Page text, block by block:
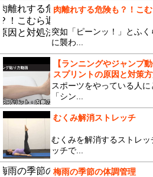
肉離れする危険も？！こ
突如「ピーンッ！」とふ
に襲わ...
【ランニングやジャンプ
スプリントの原因と対策
スポーツをやっている人
「シン...
むくみ解消ストレッチ
むくみを解消するストレ
ッチで...
梅雨の季節の体調管理